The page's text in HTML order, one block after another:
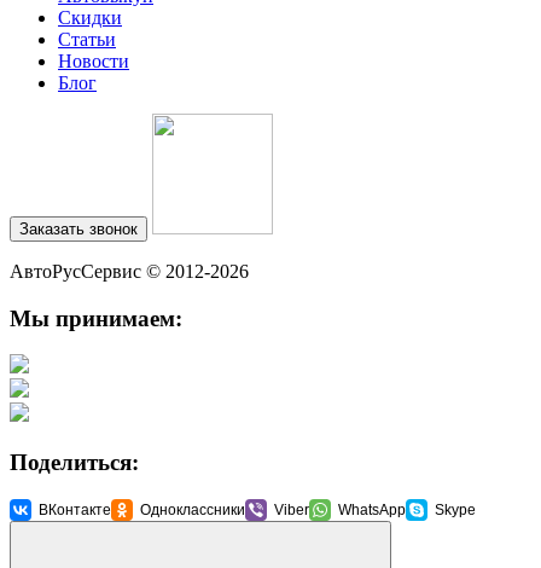
Cкидки
Статьи
Новости
Блог
Заказать звонок
АвтоРусСервис © 2012-2026
Мы принимаем:
Поделиться:
ВКонтакте Одноклассники Viber WhatsApp Skype